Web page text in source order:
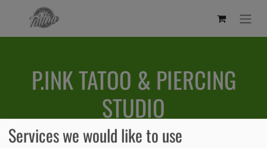
P.INK TATOO & PIERCING
STUDIO
Services we would like to use